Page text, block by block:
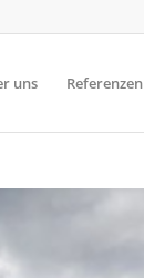
uns Referenzen